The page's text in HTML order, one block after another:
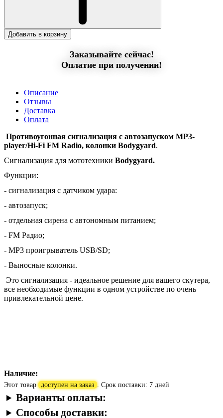
Добавить в корзину
Заказывайте сейчас!
Оплатие при получении!
Описание
Отзывы
Доставка
Оплата
Противоугонная сигнализация с автозапуском MP3-
player/Hi-Fi FM Radio, колонки Bodygyard.
Сигнализация для мототехники Bodygyard.
Функции:
- сигнализация с датчиком удара:
- автозапуск;
- отдельная сирена с автономным питанием;
- FM Радио;
- MP3 проигрыватель USB/SD;
- Выносные колонки.
Это сигнализация - идеальное решение для вашего скутера,
все необходимые функции в одном устройстве по очень
привлекательной цене.
Наличие:
Этот товар доступен на заказ . Срок поставки: 7 дней
Варианты оплаты:
Способы доставки: